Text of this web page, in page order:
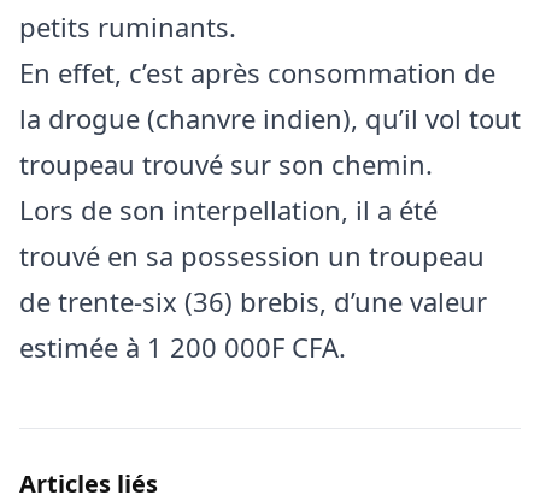
petits ruminants.
En effet, c’est après consommation de
la drogue (chanvre indien), qu’il vol tout
troupeau trouvé sur son chemin.
Lors de son interpellation, il a été
trouvé en sa possession un troupeau
de trente-six (36) brebis, d’une valeur
estimée à 1 200 000F CFA.
Articles liés